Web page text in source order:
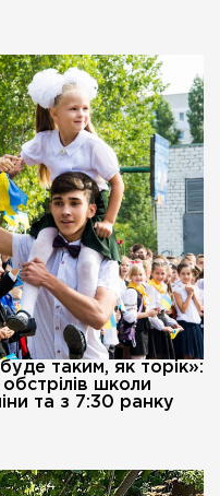
таким, як торік»:
школи
та з 7:30 ранку